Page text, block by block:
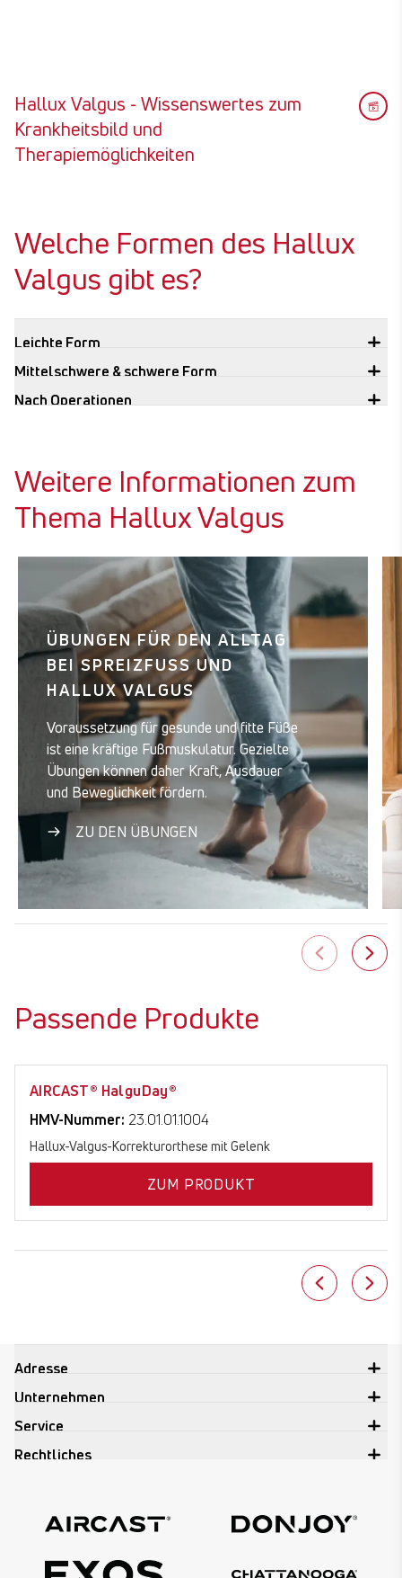
Hallux Valgus - Wissenswertes zum
Krankheitsbild und
Therapiemöglichkeiten
Welche Formen des Hallux
Valgus gibt es?
Leichte Form
Mittelschwere & schwere Form
Nach Operationen
Weitere Informationen zum
Thema Hallux Valgus
ÜBUNGEN FÜR DEN ALLTAG
BEI SPREIZFUSS UND H
ALLUX VALGUS
Voraussetzung für gesunde und fitte Füße
ist eine kräftige Fußmuskulatur. Gezielte
Übungen können daher Kraft, Ausdauer
und Beweglichkeit fördern.
ZU DEN ÜBUNGEN
Passende Produkte
AIRCAST® HalguDay®
HMV-Nummer: 23.01.01.1004
Hallux-Valgus-Korrekturorthese mit Gelenk
ZUM PRODUKT
Adresse
Unternehmen
Service
Rechtliches